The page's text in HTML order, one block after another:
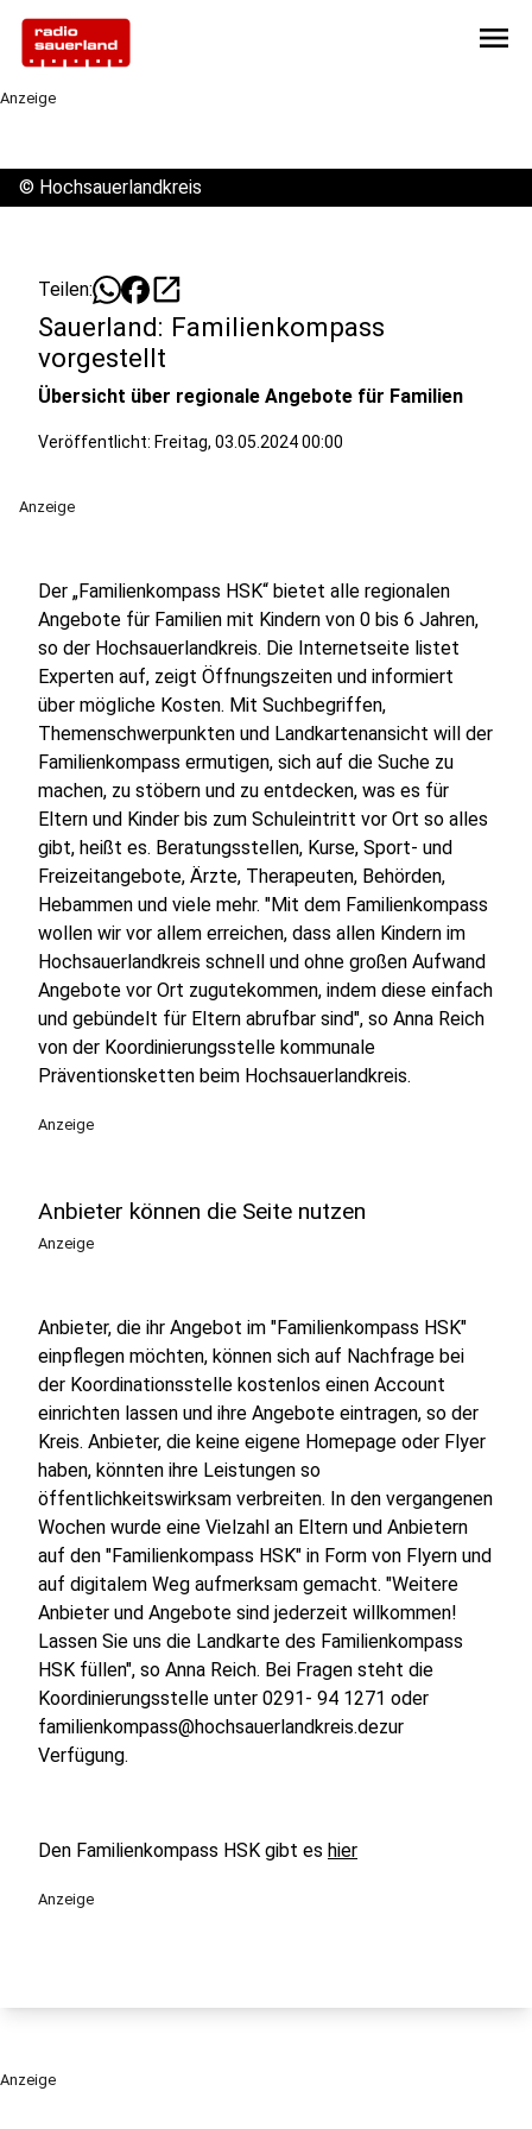
menu
Anzeige
© Hochsauerlandkreis
Teilen: open_in_new
Sauerland: Familienkompass
vorgestellt
Übersicht über regionale Angebote für Familien
Veröffentlicht: Freitag, 03.05.2024 00:00
Anzeige
Der „Familienkompass HSK“ bietet alle regionalen
Angebote für Familien mit Kindern von 0 bis 6 Jahren,
so der Hochsauerlandkreis. Die Internetseite listet
Experten auf, zeigt Öffnungszeiten und informiert
über mögliche Kosten. Mit Suchbegriffen,
Themenschwerpunkten und Landkartenansicht will der
Familienkompass ermutigen, sich auf die Suche zu
machen, zu stöbern und zu entdecken, was es für
Eltern und Kinder bis zum Schuleintritt vor Ort so alles
gibt, heißt es. Beratungsstellen, Kurse, Sport- und
Freizeitangebote, Ärzte, Therapeuten, Behörden,
Hebammen und viele mehr. "Mit dem Familienkompass
wollen wir vor allem erreichen, dass allen Kindern im
Hochsauerlandkreis schnell und ohne großen Aufwand
Angebote vor Ort zugutekommen, indem diese einfach
und gebündelt für Eltern abrufbar sind", so Anna Reich
von der Koordinierungsstelle kommunale
Präventionsketten beim Hochsauerlandkreis.
Anzeige
Anbieter können die Seite nutzen
Anzeige
Anbieter, die ihr Angebot im "Familienkompass HSK"
einpflegen möchten, können sich auf Nachfrage bei
der Koordinationsstelle kostenlos einen Account
einrichten lassen und ihre Angebote eintragen, so der
Kreis. Anbieter, die keine eigene Homepage oder Flyer
haben, könnten ihre Leistungen so
öffentlichkeitswirksam verbreiten. In den vergangenen
Wochen wurde eine Vielzahl an Eltern und Anbietern
auf den "Familienkompass HSK" in Form von Flyern und
auf digitalem Weg aufmerksam gemacht. "Weitere
Anbieter und Angebote sind jederzeit willkommen!
Lassen Sie uns die Landkarte des Familienkompass
HSK füllen", so Anna Reich. Bei Fragen steht die
Koordinierungsstelle unter 0291- 94 1271 oder
familienkompass@hochsauerlandkreis.dezur
Verfügung.
Den Familienkompass HSK gibt es hier
Anzeige
Anzeige